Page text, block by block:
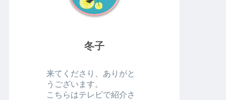
冬子
来てくださり、ありがと
うございます。
こちらはテレビで紹介さ